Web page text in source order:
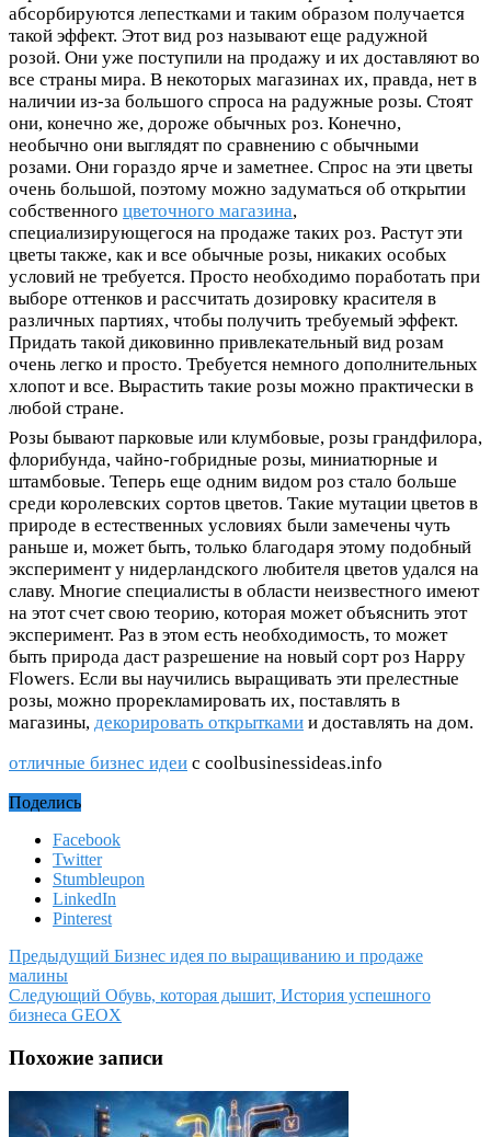
абсорбируются лепестками и таким образом получается
такой эффект. Этот вид роз называют еще радужной
розой. Они уже поступили на продажу и их доставляют во
все страны мира. В некоторых магазинах их, правда, нет в
наличии из-за большого спроса на радужные розы. Стоят
они, конечно же, дороже обычных роз. Конечно,
необычно они выглядят по сравнению с обычными
розами. Они гораздо ярче и заметнее. Спрос на эти цветы
очень большой, поэтому можно задуматься об открытии
собственного цветочного магазина,
специализирующегося на продаже таких роз. Растут эти
цветы также, как и все обычные розы, никаких особых
условий не требуется. Просто необходимо поработать при
выборе оттенков и рассчитать дозировку красителя в
различных партиях, чтобы получить требуемый эффект.
Придать такой диковинно привлекательный вид розам
очень легко и просто. Требуется немного дополнительных
хлопот и все. Вырастить такие розы можно практически в
любой стране.
Розы бывают парковые или клумбовые, розы грандфилора,
флорибунда, чайно-гобридные розы, миниатюрные и
штамбовые. Теперь еще одним видом роз стало больше
среди королевских сортов цветов. Такие мутации цветов в
природе в естественных условиях были замечены чуть
раньше и, может быть, только благодаря этому подобный
эксперимент у нидерландского любителя цветов удался на
славу. Многие специалисты в области неизвестного имеют
на этот счет свою теорию, которая может объяснить этот
эксперимент. Раз в этом есть необходимость, то может
быть природа даст разрешение на новый сорт роз Happy
Flowers. Если вы научились выращивать эти прелестные
розы, можно прорекламировать их, поставлять в
магазины, декорировать открытками и доставлять на дом.
отличные бизнес идеи с coolbusinessideas.info
Поделись
Facebook
Twitter
Stumbleupon
LinkedIn
Pinterest
Предыдущий Бизнес идея по выращиванию и продаже
малины
Следующий Обувь, которая дышит, История успешного
бизнеса GEOX
Похожие записи